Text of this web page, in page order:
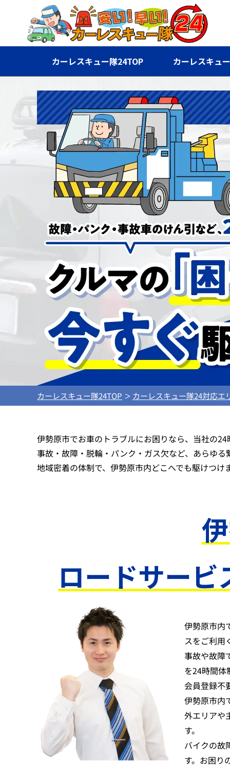
カーレスキュー隊24TOP カーレスキュ
カーレスキュー隊24TOP カーレスキュー隊24対応エ
伊勢原市でお車のトラブルにお困りなら、当社の
事故・故障・脱輪・パンク・ガス欠など、あらゆ
地域密着の体制で、伊勢原市内どこへでも駆けつけ
ロードサービ
伊勢原市内
スをご利用
事故や故障
を24時間体
会員登録不
伊勢原市内
外エリアや
す。
バイクの故
す。お困り